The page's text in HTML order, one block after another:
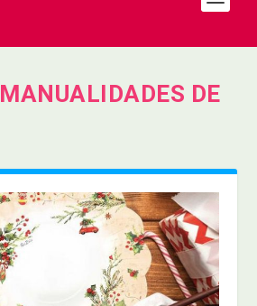
MANUALIDADES DE